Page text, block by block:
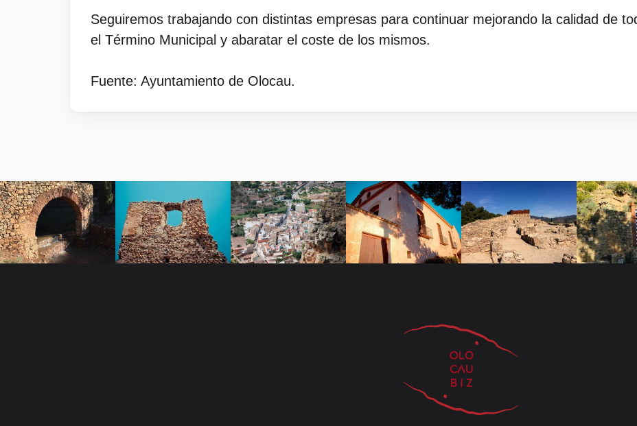
Seguiremos trabajando con distintas empresas para continuar mejorando la calidad de
el Término Municipal y abaratar el coste de los mismos.
Fuente: Ayuntamiento de Olocau.